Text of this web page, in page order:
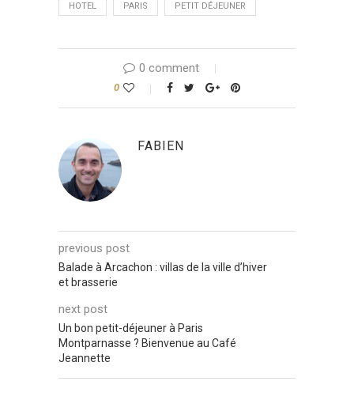
HOTEL PARIS PETIT DÉJEUNER
0 comment
0
FABIEN
previous post
Balade à Arcachon : villas de la ville d’hiver
et brasserie
next post
Un bon petit-déjeuner à Paris
Montparnasse ? Bienvenue au Café
Jeannette